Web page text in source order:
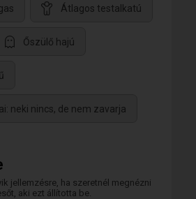
Átlagos testalkatú
Őszülő hajú
neki nincs, de nem zavarja
jellemzésre, ha szeretnél megnézni
aki ezt állította be.